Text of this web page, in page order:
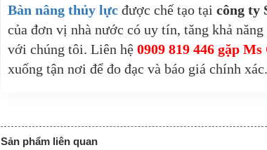
Bàn nâng thủy lực được chế tạo tại công ty
của đơn vị nhà nước có uy tín, tăng khả
với chúng tôi. Liên hệ 0909 819 446 gặp Ms
xuống tận nơi để đo đạc và báo giá chính xác.
Sản phẩm liên quan